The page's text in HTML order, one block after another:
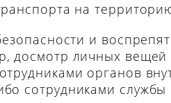
на
и
досмотр личных вещей
органов
сотрудниками